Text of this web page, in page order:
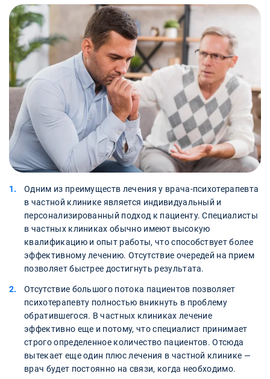
Одним из преимуществ лечения у врача-психотерапевта
в частной клинике является индивидуальный и
персонализированный подход к пациенту. Специалисты
в частных клиниках обычно имеют высокую
квалификацию и опыт работы, что способствует более
эффективному лечению. Отсутствие очередей на прием
позволяет быстрее достигнуть результата.
Отсутствие большого потока пациентов позволяет
психотерапевту полностью вникнуть в проблему
обратившегося. В частных клиниках лечение
эффективно еще и потому, что специалист принимает
строго определенное количество пациентов. Отсюда
вытекает еще один плюс лечения в частной клинике —
врач будет постоянно на связи, когда необходимо.